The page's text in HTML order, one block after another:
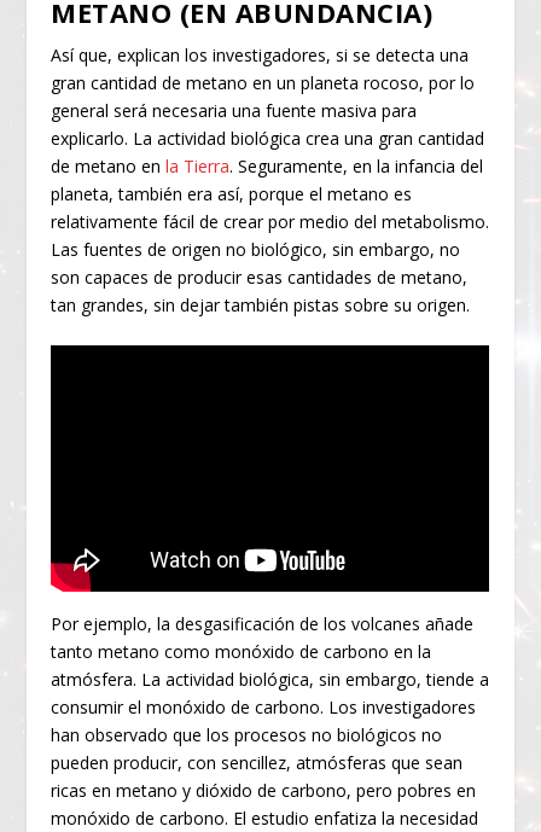
METANO (EN ABUNDANCIA)
Así que, explican los investigadores, si se detecta una
gran cantidad de metano en un planeta rocoso, por lo
general será necesaria una fuente masiva para
explicarlo. La actividad biológica crea una gran cantidad
de metano enla Tierra. Seguramente, en la infancia del
planeta, también era así, porque el metano es
relativamente fácil de crear por medio del metabolismo.
Las fuentes de origen no biológico, sin embargo, no
son capaces de producir esas cantidades de metano,
tan grandes, sin dejar también pistas sobre su origen.
Por ejemplo, la desgasificación de los volcanes añade
tanto metano como monóxido de carbono en la
atmósfera. La actividad biológica, sin embargo, tiende a
consumir el monóxido de carbono. Los investigadores
han observado que los procesos no biológicos no
pueden producir, con sencillez, atmósferas que sean
ricas en metano y dióxido de carbono, pero pobres en
monóxido de carbono. El estudio enfatiza la necesidad